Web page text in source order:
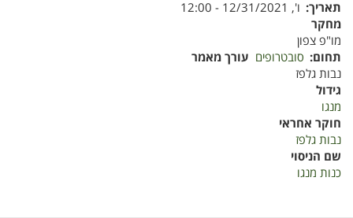
תאריך ו', 12/31/2021 - 12:00
מחקר
מו"פ צפון
תחום סובטרופים עורך מאמר
נבות גלפז
גידול
מנגו
חוקר אחראי
נבות גלפז
שם הניסוי
כנות מנגו